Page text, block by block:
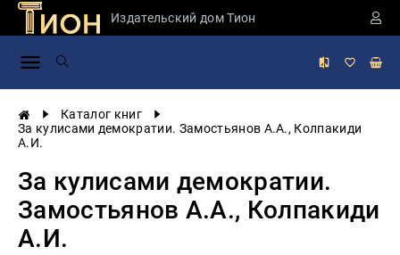
Издательский дом Тион
Каталог книг
За кулисами демократии. Замостьянов А.А., Колпакиди
А.И.
За кулисами демократии.
Замостьянов А.А., Колпакиди
А.И.
Занимательная
России
Экономика
и